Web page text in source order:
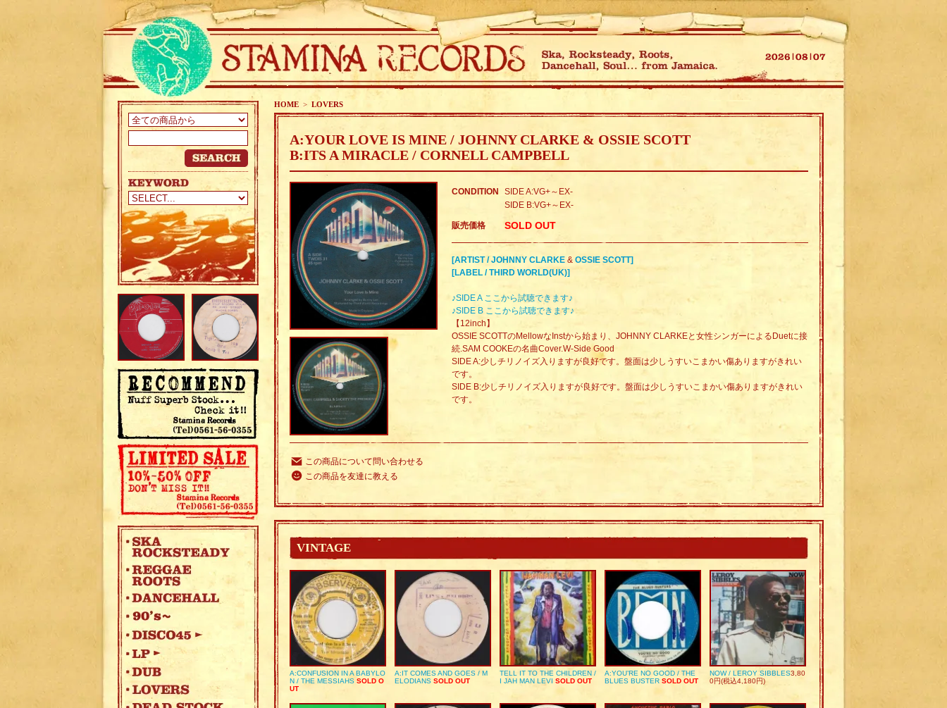
HOME > LOVERS
A:YOUR LOVE IS MINE / JOHNNY CLARKE & OSSIE SCOTT
B:ITS A MIRACLE / CORNELL CAMPBELL
CONDITION
SIDE A:VG+～EX-
SIDE B:VG+～EX-
販売価格 SOLD OUT
[ARTIST / JOHNNY CLARKE & OSSIE SCOTT]
[LABEL / THIRD WORLD(UK)]
♪SIDE A ここから試聴できます♪
♪SIDE B ここから試聴できます♪
【12inch】
OSSIE SCOTTのMellowなInstから始まり、JOHNNY CLARKEと女性シンガーによるDuetに接
続.SAM COOKEの名曲Cover.W-Side Good
SIDE A:少しチリノイズ入りますが良好です。盤面は少しうすいこまかい傷ありますがきれい
です。
SIDE B:少しチリノイズ入りますが良好です。盤面は少しうすいこまかい傷ありますがきれい
です。
この商品について問い合わせる
この商品を友達に教える
VINTAGE
A:CONFUSION IN A BABYLO
N / THE MESSIAHS SOLD O
UT
A:IT COMES AND GOES / M
ELODIANS SOLD OUT
TELL IT TO THE CHILDREN /
I JAH MAN LEVI SOLD OUT
A:YOU’RE NO GOOD / THE
BLUES BUSTER SOLD OUT
NOW / LEROY SIBBLES3,80
0円(税込4,180円)